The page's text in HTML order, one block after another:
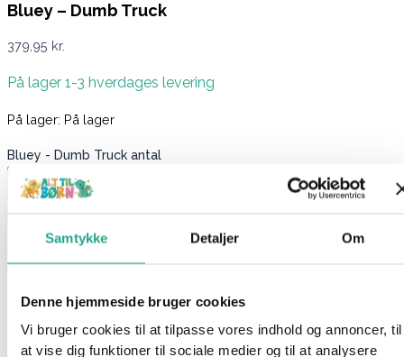
Samtykke Detaljer Om
Denne hjemmeside bruger cookies
Vi bruger cookies til at tilpasse vores indhold og annoncer, til
at vise dig funktioner til sociale medier og til at analysere
Bluey – Dumb Truck
379,95 kr.
På lager 1-3 hverdages levering
På lager: På lager
Bluey - Dumb Truck antal
Læg i kurv
både
Legetøj Legetøjsbiler
Beskrivelse
Spørg om produktet